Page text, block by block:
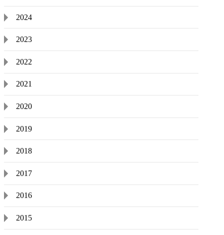
2024
2023
2022
2021
2020
2019
2018
2017
2016
2015